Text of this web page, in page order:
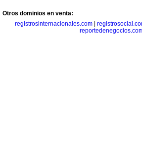
Otros dominios en venta:
registrosinternacionales.com